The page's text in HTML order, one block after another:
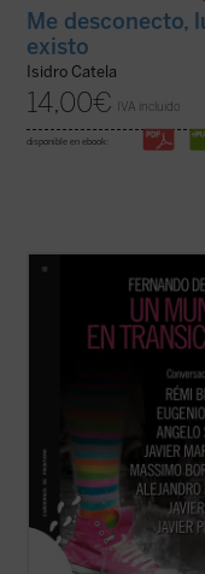
Me desconecto,
existo
Isidro Catela
14,00€ IVA incluido
disponible en ebook:
Este es un libro de entrevistas a un
de hombres de pensamiento y de
los que se les plantean las grandes
preguntas con las que nos
este comienzo del siglo XXI. No es
para filósofos o para teóricos, es un